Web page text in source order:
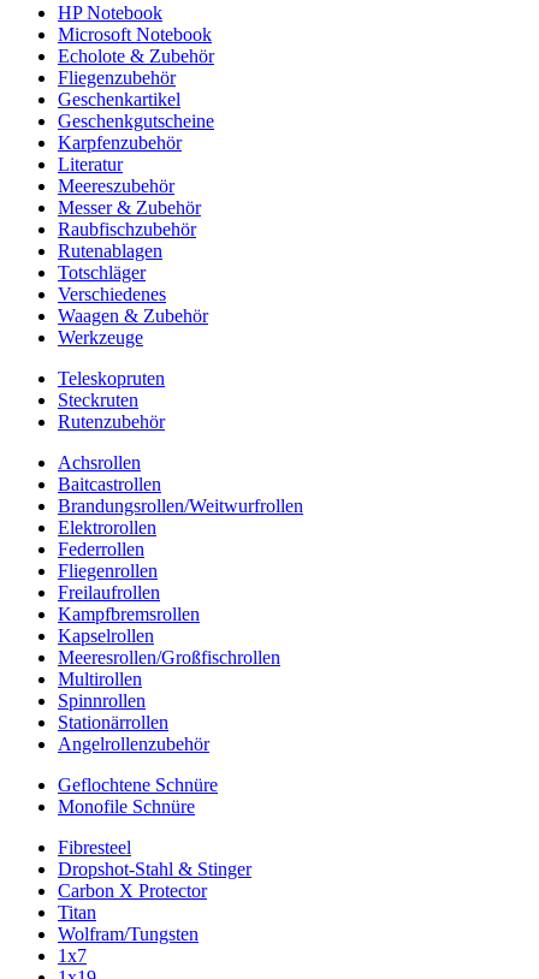
HP Notebook
Microsoft Notebook
Echolote & Zubehör
Fliegenzubehör
Geschenkartikel
Geschenkgutscheine
Karpfenzubehör
Literatur
Meereszubehör
Messer & Zubehör
Raubfischzubehör
Rutenablagen
Totschläger
Verschiedenes
Waagen & Zubehör
Werkzeuge
Teleskopruten
Steckruten
Rutenzubehör
Achsrollen
Baitcastrollen
Brandungsrollen/Weitwurfrollen
Elektrorollen
Federrollen
Fliegenrollen
Freilaufrollen
Kampfbremsrollen
Kapselrollen
Meeresrollen/Großfischrollen
Multirollen
Spinnrollen
Stationärrollen
Angelrollenzubehör
Geflochtene Schnüre
Monofile Schnüre
Fibresteel
Dropshot-Stahl & Stinger
Carbon X Protector
Titan
Wolfram/Tungsten
1x7